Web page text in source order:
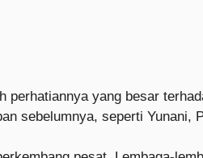
perhatiannya yang besar
sebelumnya, seperti Yunani,